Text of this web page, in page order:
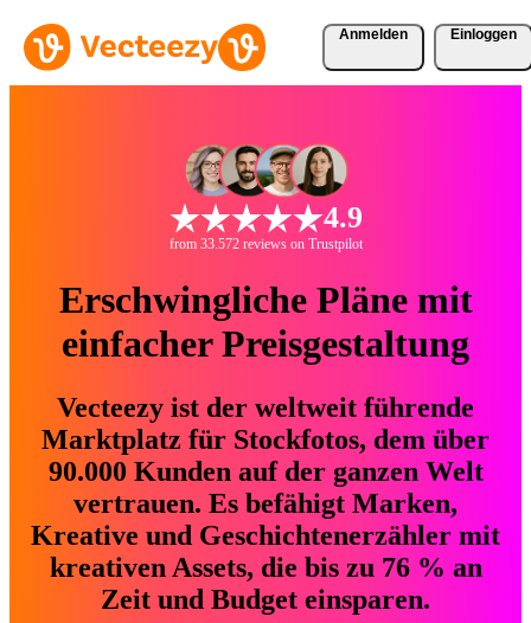
Anmelden Einloggen
4.9
from 33.572 reviews on Trustpilot
Erschwingliche Pläne mit
einfacher Preisgestaltung
Vecteezy ist der weltweit führende
Marktplatz für Stockfotos, dem über
90.000 Kunden auf der ganzen Welt
vertrauen. Es befähigt Marken,
Kreative und Geschichtenerzähler mit
kreativen Assets, die bis zu 76 % an
Zeit und Budget einsparen.